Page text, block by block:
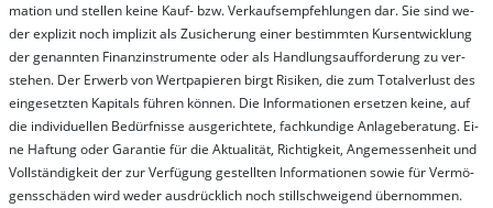
ma­t­ion und stel­len kei­ne Kauf- bzw. Ver­kaufs­em­pfeh­lung­en dar. Sie sind we­
der ex­pli­zit noch im­pli­zit als Zu­sich­er­ung ei­ner be­stim­mt­en Kurs­ent­wick­lung
der ge­nan­nt­en Fi­nanz­in­stru­men­te oder als Handl­ungs­auf­for­der­ung zu ver­
steh­en. Der Er­werb von Wert­pa­pier­en birgt Ri­si­ken, die zum To­tal­ver­lust des
ein­ge­setz­ten Ka­pi­tals füh­ren kön­nen. Die In­for­ma­tion­en er­setz­en kei­ne, auf
die in­di­vi­du­el­len Be­dür­fnis­se aus­ge­rich­te­te, fach­kun­di­ge An­la­ge­be­ra­tung. Ei­
ne Haf­tung oder Ga­ran­tie für die Ak­tu­ali­tät, Rich­tig­keit, An­ge­mes­sen­heit und
Vol­lständ­ig­keit der zur Ver­fü­gung ge­stel­lt­en In­for­ma­tion­en so­wie für Ver­mö­
gens­schä­den wird we­der aus­drück­lich noch stil­lschwei­gend über­nom­men.